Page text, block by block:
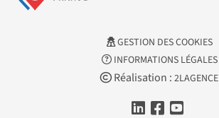
GESTION DES COOKIES
INFORMATIONS LÉGALES
Réalisation : 2LAGENCE